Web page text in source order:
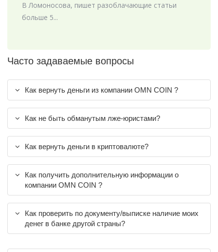
В Ломоносова, пишет разоблачающие статьи
больше 5...
Часто задаваемые вопросы
Как вернуть деньги из компании OMN COIN ?
Как не быть обманутым лже-юристами?
Как вернуть деньги в криптовалюте?
Как получить дополнительную информации о
компании OMN COIN ?
Как проверить по документу/выписке наличие моих
денег в банке другой страны?